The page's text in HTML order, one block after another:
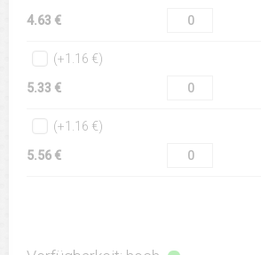
4.63 €
(+1.16 €)
5.33 €
(+1.16 €)
5.56 €